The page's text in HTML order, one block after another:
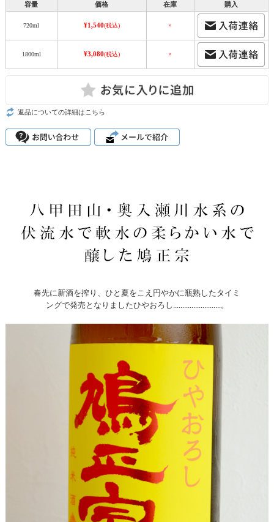
容量 価格 在庫 購入
720ml ¥1,540(税込) ×
1800ml ¥3,080(税込) ×
返品についての詳細はこちら
春先に新酒を搾り、ひと夏をこえ円やかに瓶熟したタイミ
ングで発売となりましたひやおろし..........................。